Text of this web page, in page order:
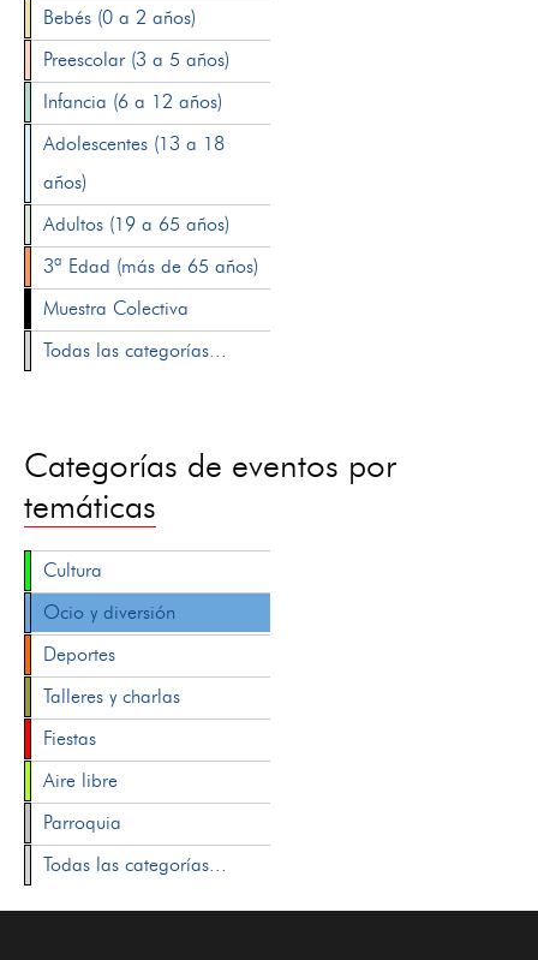
Bebés (0 a 2 años)
Preescolar (3 a 5 años)
Infancia (6 a 12 años)
Adolescentes (13 a 18
años)
Adultos (19 a 65 años)
3ª Edad (más de 65 años)
Muestra Colectiva
Todas las categorías...
Categorías de eventos por
temáticas
Cultura
Ocio y diversión
Deportes
Talleres y charlas
Fiestas
Aire libre
Parroquia
Todas las categorías...